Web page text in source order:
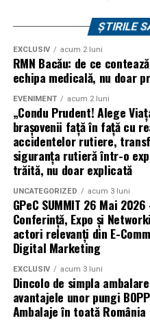
ȘTIRILE
EXCLUSIV acum 2 luni
RMN Bacău: de ce
echipa medicală, nu doar
EVENIMENT acum 2 luni
„Condu Prudent! Alege
brașovenii față în față cu
accidentelor rutiere,
siguranța rutieră într-o
trăită, nu doar explicată
UNCATEGORIZED acum 3 luni
GPeC SUMMIT 26 Mai 2026
Conferință, Expo și
actori relevanți din E-
Digital Marketing
EXCLUSIV acum 3 luni
Dincolo de simpla
avantajele unor pungi
Ambalaje în toată România